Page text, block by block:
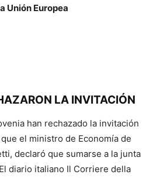
Unión Europea
LA INVITACIÓN
han rechazado la invitación
el ministro de Economía de
declaró que sumarse a la junta
diario italiano Il Corriere della